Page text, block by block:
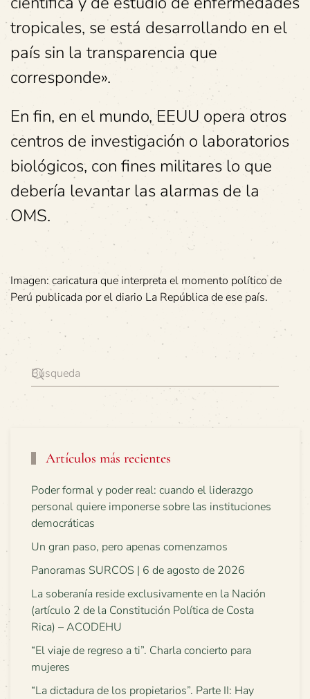
tropicales, se está desarrollando en el
país sin la transparencia que
corresponde».
En fin, en el mundo, EEUU opera otros
centros de investigación o laboratorios
biológicos, con fines militares lo que
debería levantar las alarmas de la
OMS.
Imagen: caricatura que interpreta el momento político de
Perú publicada por el diario La República de ese país.
Artículos más recientes
Poder formal y poder real: cuando el liderazgo
personal quiere imponerse sobre las instituciones
democráticas
Un gran paso, pero apenas comenzamos
Panoramas SURCOS | 6 de agosto de 2026
La soberanía reside exclusivamente en la Nación
(artículo 2 de la Constitución Política de Costa
Rica) – ACODEHU
“El viaje de regreso a ti”. Charla concierto para
mujeres
“La dictadura de los propietarios”. Parte II: Hay